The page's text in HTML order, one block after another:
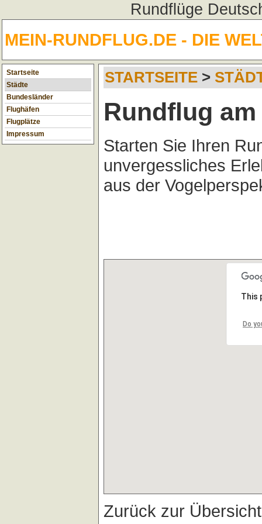
Rundflüge
MEIN-RUNDFLUG.DE - DIE
Startseite
Städte
Bundesländer
Flughäfen
Flugplätze
Impressum
STARTSEITE >
Rundflug
Starten Sie Ihren
unvergessliches
aus der
This
Do
Zurück zur